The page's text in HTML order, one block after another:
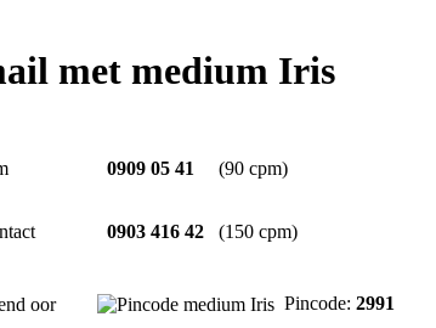
met medium Iris
0909 05 41 (90 cpm)
0903 416 42 (150 cpm)
oor Pincode: 2991